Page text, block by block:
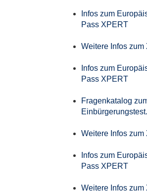
Infos zum
Pass XPERT
Weitere Infos
Infos zum
Pass XPERT
Fragenkatalog
Weitere Infos
Infos zum
Pass XPERT
Weitere Infos